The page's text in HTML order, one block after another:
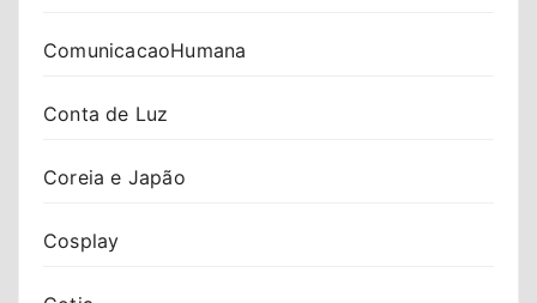
ComunicacaoHumana
Conta de Luz
Coreia e Japão
Cosplay